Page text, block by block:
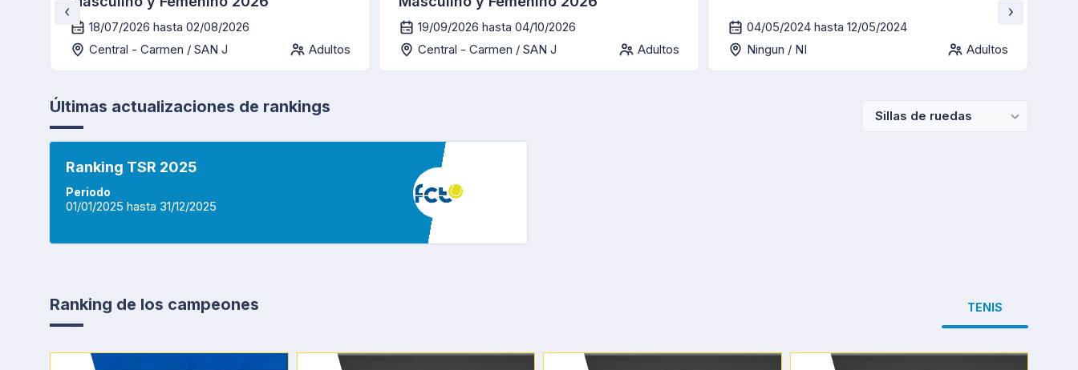
18/07/2026 hasta 02/08/2026
Central - Carmen / SAN J
Adultos
19/09/2026 hasta 04/10/2026
Central - Carmen / SAN J
Adultos
04/05/2024 hasta 12/05/2024
Ningun / NI
Adultos
Últimas actualizaciones de rankings Sillas de ruedas
Ranking TSR 2025
Periodo
01/01/2025 hasta 31/12/2025
TENIS
Ranking de los campeones